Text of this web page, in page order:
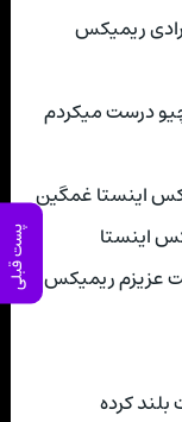
پست قبلی
ریمیکس
درست میکردم
اینستا غمگین
اینستا
عزیزم ریمیکس
کرده